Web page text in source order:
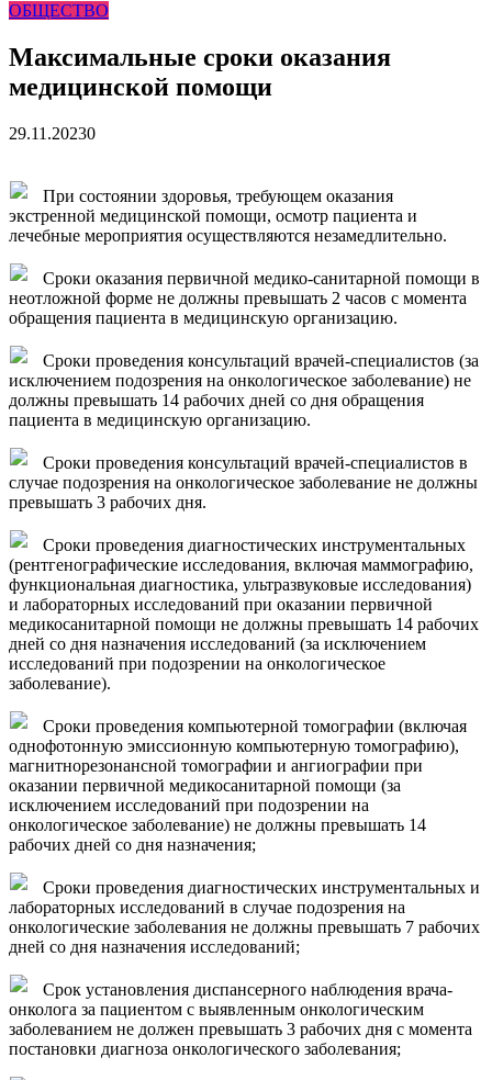
гарантия, выезд в день обращени...
средства на программу социальн...01.04.2026
Более 25 тысяч «квадратов» преобразятся в ближайшее
время...26.02.2026
от Потёмкинской до Гагарина...
ОБЩЕСТВО
Максимальные сроки оказания
медицинской помощи
29.11.20230
При состоянии здоровья, требующем оказания
экстренной медицинской помощи, осмотр пациента и
лечебные мероприятия осуществляются незамедлительно.
Сроки оказания первичной медико-санитарной помощи в
неотложной форме не должны превышать 2 часов с момента
обращения пациента в медицинскую организацию.
Сроки проведения консультаций врачей-специалистов (за
исключением подозрения на онкологическое заболевание) не
должны превышать 14 рабочих дней со дня обращения
пациента в медицинскую организацию.
Сроки проведения консультаций врачей-специалистов в
случае подозрения на онкологическое заболевание не должны
превышать 3 рабочих дня.
Сроки проведения диагностических инструментальных
(рентгенографические исследования, включая маммографию,
функциональная диагностика, ультразвуковые исследования)
и лабораторных исследований при оказании первичной
медикосанитарной помощи не должны превышать 14 рабочих
дней со дня назначения исследований (за исключением
исследований при подозрении на онкологическое
заболевание).
Сроки проведения компьютерной томографии (включая
однофотонную эмиссионную компьютерную томографию),
магнитнорезонансной томографии и ангиографии при
оказании первичной медикосанитарной помощи (за
исключением исследований при подозрении на
онкологическое заболевание) не должны превышать 14
рабочих дней со дня назначения;
Сроки проведения диагностических инструментальных и
лабораторных исследований в случае подозрения на
онкологические заболевания не должны превышать 7 рабочих
дней со дня назначения исследований;
Срок установления диспансерного наблюдения врача-
онколога за пациентом с выявленным онкологическим
заболеванием не должен превышать 3 рабочих дня с момента
постановки диагноза онкологического заболевания;